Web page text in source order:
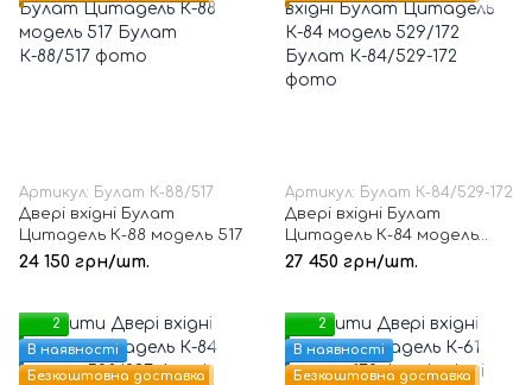
Артикул: Булат К-88/517
Двері вхідні Булат
Цитадель К-88 модель 517
24 150 грн/шт.
Артикул: Булат К-84/529-172
Двері вхідні Булат
Цитадель К-84 модель
529/172
27 450 грн/шт.
2
В наявності
Безкоштовна доставка
2
В наявності
Безкоштовна доставка